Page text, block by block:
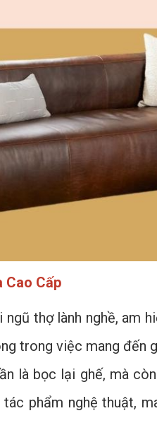
Cao Cấp
thợ lành nghề, am
trong việc mang đến
là bọc lại ghế, mà
phẩm nghệ thuật,